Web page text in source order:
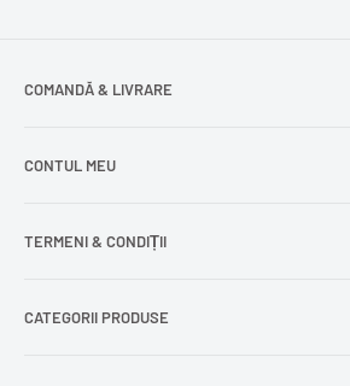
COMANDĂ & LIVRARE
Livrare gratuită
CONTUL MEU
Comenzile mele
Cont nou
TERMENI & CONDIȚII
Politica de returnare
CATEGORII PRODUSE